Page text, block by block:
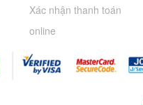
Xác nhận thanh toán
online